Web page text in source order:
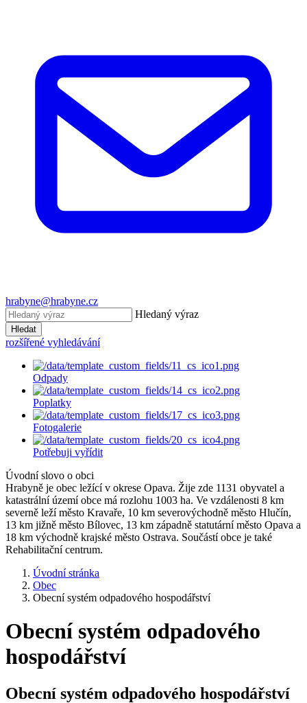
hrabyne@hrabyne.cz
Hledaný výraz
Hledat
rozšířené vyhledávání
Odpady
Poplatky
Fotogalerie
Potřebuji vyřídit
Úvodní slovo o obci
Hrabyně je obec ležící v okrese Opava. Žije zde 1131 obyvatel a
katastrální území obce má rozlohu 1003 ha. Ve vzdálenosti 8 km
severně leží město Kravaře, 10 km severovýchodně město Hlučín,
13 km jižně město Bílovec, 13 km západně statutární město Opava a
18 km východně krajské město Ostrava. Součástí obce je také
Rehabilitační centrum.
Úvodní stránka
Obec
Obecní systém odpadového hospodářství
Obecní systém odpadového
hospodářství
Obecní systém odpadového hospodářství